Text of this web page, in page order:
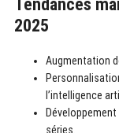
Tendances
2025
Augmentation
l’intelligence
séries.